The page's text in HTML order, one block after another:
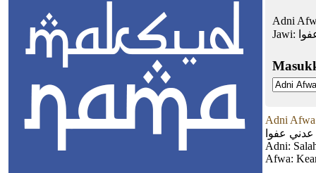
Adni
Jawi:
Adni Afwa
عدني عفوا
Adni:
Afwa: